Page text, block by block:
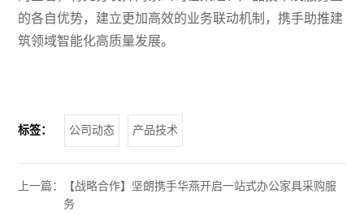
的各自优势，建立更加高效的业务联动机制，携手助推建
筑领域智能化高质量发展。
标签： 公司动态 产品技术
上一篇：
【战略合作】坚朗携手华燕开启一站式办公家具采购服
务